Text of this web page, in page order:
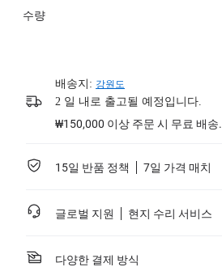
수량
배송지: 강원도
2 일 내로 출고될 예정입니다.
₩150,000 이상 주문 시 무료 배송.
15일 반품 정책 7일 가격 매치
글로벌 지원 현지 수리 서비스
다양한 결제 방식